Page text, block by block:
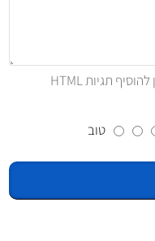
לא ניתן להוסיף תגיות HTML
טוב